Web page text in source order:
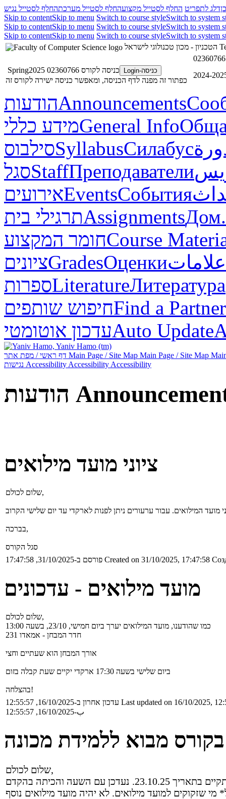
דלג לתפריט החלף לסטייל מקצועהחלף לסטייל מערכתהחלף לסטייל נגיש
Skip to contentSkip to menu Switch to course styleSwitch to system
Skip to contentSkip to menu Switch to course styleSwitch to system
Skip to contentSkip to menu Switch to course styleSwitch to system
כניסה-Login
כניסה לקורס 02360766 Spring2025
כפתור זה מפנה לדף הכניסה, ומאפשר כניסה ישירה לקורס זה
הודעותAnnouncements
מידע כלליGeneral Info
סילבוסSyllabusСилабус
סגלStaffПреподаватели
אירועיםEventsСобытия
תרגילי ביתAssignmentsДом.
חומר המקצועCourse
ציוניםGradesОценкиعلامات
ספרותLiteratureЛитература
חיפוש שותפיםFind a Partner
עדכון אוטומטיAuto Update
Main Page / Site Map Main Page / Site Map
Accessibility Accessibility Accessibility
הודעות
ציוני מועד מילואים
שלום לכולם,
בברכה,
סגל הקורס
פורסם ב-31/10/2025, 17:47:58 Created on 31/10/2025, 17:47:58
מועד מילואים - עדכונים
שלום לכולם,
כמו שהודענו, מועד המילואים יערך ביום חמישי, 23/10, בשעה 13:00
חדר המבחן - אמאדו 231
אורך המבחן הוא שעתיים וחצי
ביום שלישי בשעה 17:30 ארקדי יקיים שעת קבלה בזום
בהצלחה!
עדכון אחרון ב-16/10/2025, 12:55:57 Last updated on 16/10/2025,
ب-16/10/2025, 12:55:57
מבוא ללמידת מכונה
שלום לכולם,